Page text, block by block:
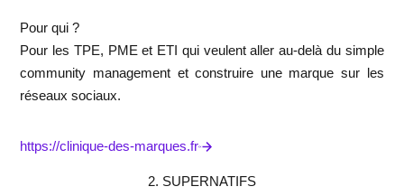
Pour qui ?
Pour les TPE, PME et ETI qui veulent aller au-delà du simple
community management et construire une marque sur les
réseaux sociaux.
https://clinique-des-marques.fr
2. SUPERNATIFS